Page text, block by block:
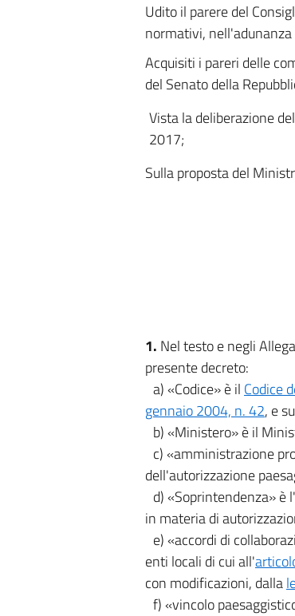
Udito il parere del
normativi,
Acquisiti i pareri delle
del Senato della
Vista la deliberazione
2017;
Sulla proposta del
1. Nel testo e negli
presente decreto:
a) «Codice» è il Codice
gennaio 2004, n. 42, e
b) «Ministero» è il
c) «amministrazione
dell'autorizzazione
d) «Soprintendenza»
in materia di
e) «accordi di
enti locali di cui all'
con modificazioni, dalla
f) «vincolo